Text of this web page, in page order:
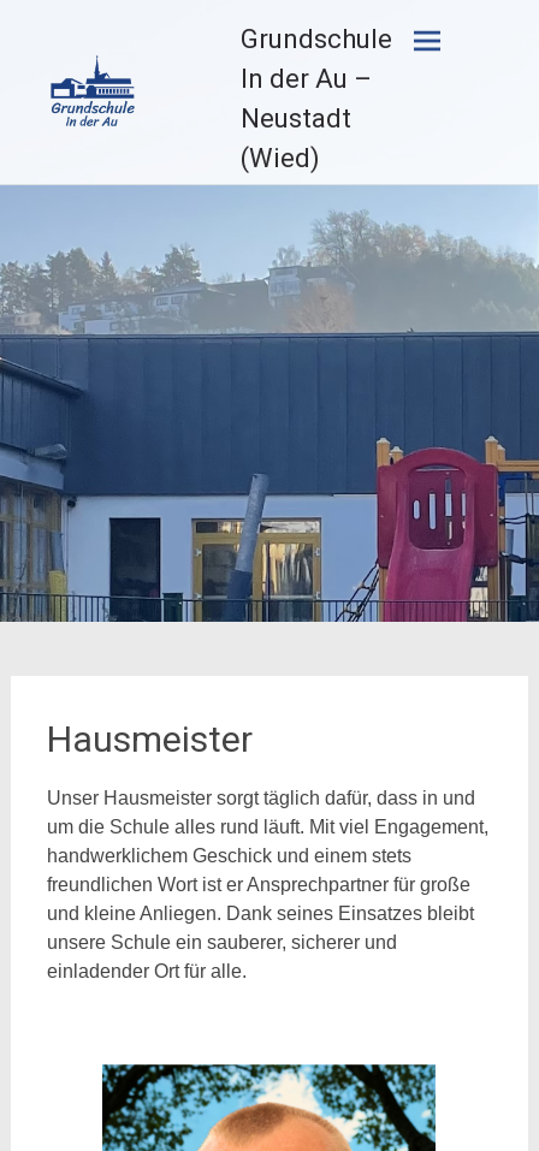
Grundschule
In der Au –
Neustadt
(Wied)
Hausmeister
Unser Hausmeister sorgt täglich dafür, dass in und
um die Schule alles rund läuft. Mit viel Engagement,
handwerklichem Geschick und einem stets
freundlichen Wort ist er Ansprechpartner für große
und kleine Anliegen. Dank seines Einsatzes bleibt
unsere Schule ein sauberer, sicherer und
einladender Ort für alle.